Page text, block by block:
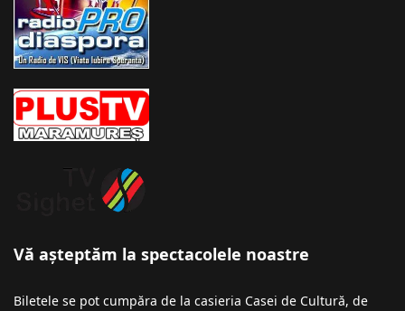
Vă așteptăm la spectacolele noastre
Biletele se pot cumpăra de la casieria Casei de Cultură, de